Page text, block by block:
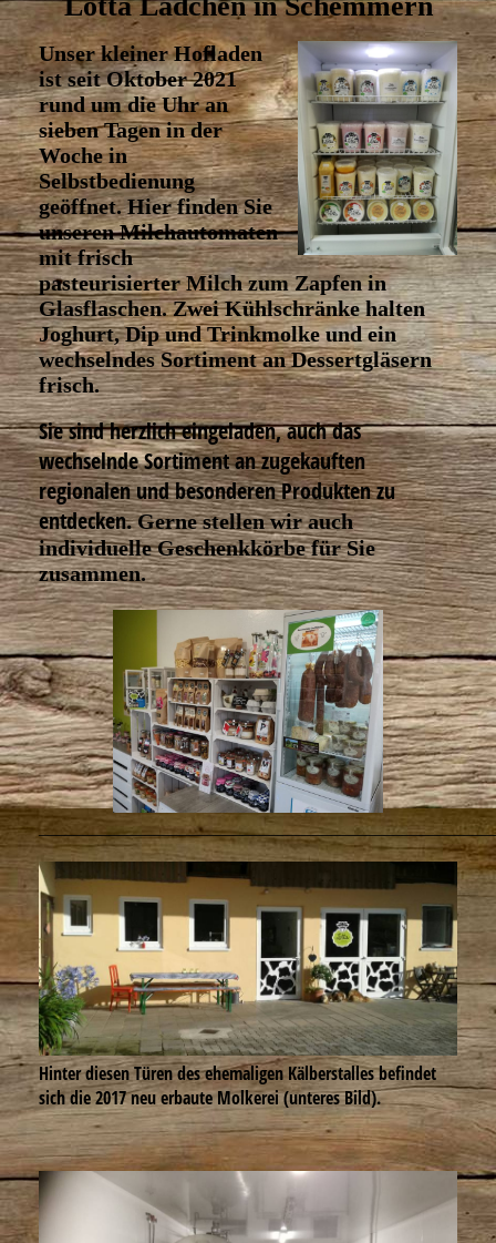
Unser kleiner Hofladen
ist seit Oktober 2021
rund um die Uhr an
sieben Tagen in der
Woche in
Selbstbedienung
geöffnet. Hier finden Sie
unseren Milchautomaten
mit frisch
pasteurisierter Milch zum Zapfen in
Glasflaschen. Zwei Kühlschränke halten
Joghurt, Dip und Trinkmolke und ein
wechselndes Sortiment an Dessertgläsern
frisch.
Sie sind herzlich eingeladen, auch das
wechselnde Sortiment an zugekauften
regionalen und besonderen Produkten zu
entdecken.Gerne stellen wir auch
individuelle Geschenkkörbe für Sie
zusammen.
Hinter diesen Türen des ehemaligen Kälberstalles befindet
sich die 2017 neu erbaute Molkerei (unteres Bild).